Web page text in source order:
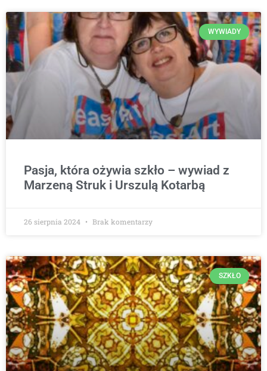
WYWIADY
Pasja, która ożywia szkło – wywiad z
Marzeną Struk i Urszulą Kotarbą
26 sierpnia 2024 Brak komentarzy
SZKŁO